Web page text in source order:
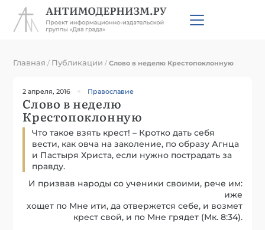
Главная / Публикации /Слово в неделю Крестопоклонную
2 апреля, 2016 Православие
Слово в неделю
Крестопоклонную
Что такое взять крест! – Кротко дать себя
вести, как овча на заколение, по образу Агнца
и Пастыря Христа, если нужно пострадать за
правду.
И призвав народы со ученики своими, рече им:
иже
хощет по Мне ити, да отвержется себе, и возмет
крест свой, и по Мне грядет (Мк. 8:34).